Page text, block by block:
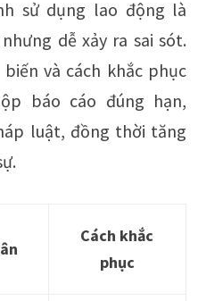
sử dụng lao động là
dễ xảy ra sai sót.
và cách khắc phục
báo cáo đúng hạn,
luật, đồng thời tăng
Cách khắc
phục